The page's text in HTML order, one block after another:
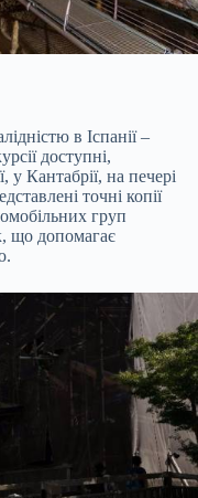
в Іспанії –
доступні,
у Кантабрії, на печері
точні копії
груп
що допомагає